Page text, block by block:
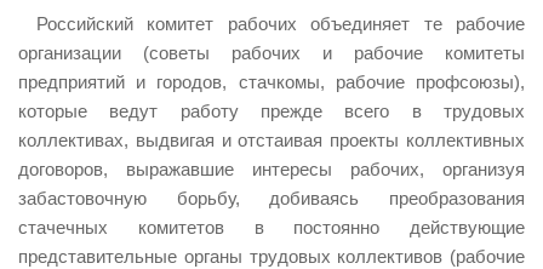
Российский комитет рабочих объединяет те рабочие
организации (советы рабочих и рабочие комитеты
предприятий и городов, стачкомы, рабочие профсоюзы),
которые ведут работу прежде всего в трудовых
коллективах, выдвигая и отстаивая проекты коллективных
договоров, выражавшие интересы рабочих, организуя
забастовочную борьбу, добиваясь преобразования
стачечных комитетов в постоянно действующие
представительные органы трудовых коллективов (рабочие